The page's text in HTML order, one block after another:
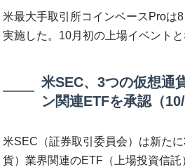
米最大手取引所コインベースProは
実施した。10月初の上場イベント
米SEC、3つの仮想通
ン関連ETFを承認（10/
米SEC（証券取引委員会）は新た
貨）業界関連のETF（上場投資信